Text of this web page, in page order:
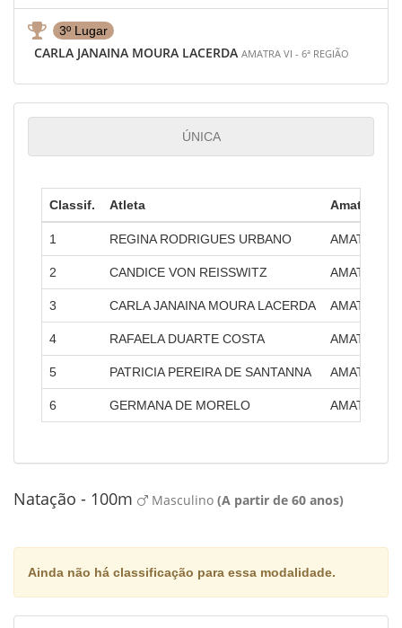
3º Lugar
CARLA JANAINA MOURA LACERDA AMATRA VI - 6ª REGIÃO
ÚNICA
Classif. Atleta Amatra
1 REGINA RODRIGUES URBANO AMATRA
2 CANDICE VON REISSWITZ AMATRA IV
3 CARLA JANAINA MOURA LACERDA AMATRA VI
4 RAFAELA DUARTE COSTA AMATRA IV
5 PATRICIA PEREIRA DE SANTANNA AMATRA
6 GERMANA DE MORELO AMATRA
Natação - 100m Masculino (A partir de 60 anos)
Ainda não há classificação para essa modalidade.